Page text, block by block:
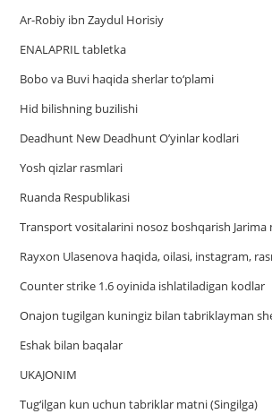
Ar-Robiy ibn Zaydul Horisiy
ENALAPRIL tabletka
Bobo va Buvi haqida sherlar to‘plami
Hid bilishning buzilishi
Deadhunt New Deadhunt O’yinlar kodlari
Yosh qizlar rasmlari
Ruanda Respublikasi
Trаnsport vositаlаrini nosoz boshqаrish
Rayxon Ulasenova haqida, oilasi, instagram,
Counter strike 1.6 oyinida ishlatiladigan kodlar
Onajon tugilgan kuningiz bilan tabriklayman
Eshak bilan baqalar
UKAJONIM
Tug‘ilgan kun uchun tabriklar matni (Singilga)